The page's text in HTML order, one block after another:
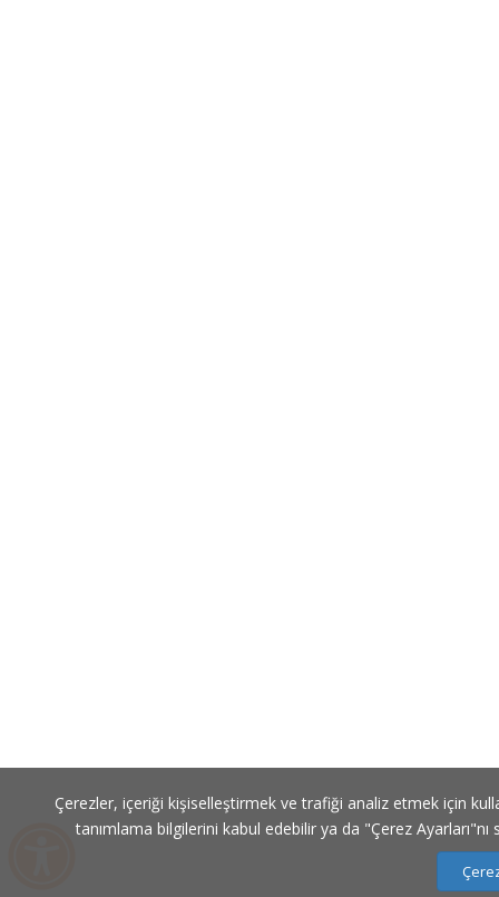
Çerezler, içeriği kişiselleştirmek ve trafiği analiz etmek için
tanımlama bilgilerini kabul edebilir ya da "Çerez Ayarları"nı